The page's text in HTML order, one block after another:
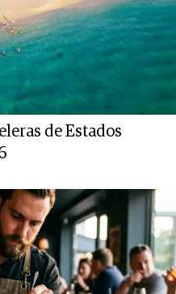
de Estados